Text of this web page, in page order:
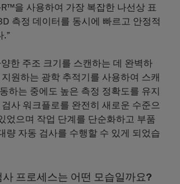
을 사용하여 가장 복잡한 나선상 표
측정 데이터를 동시에 빠르고 안정적
.”
한 주조 크기를 스캔하는 데 완벽하
원하는 광학 추적기를 사용하여 스캐
하는 중에도 높은 측정 정확도를 유지
사 워크플로를 완전히 새로운 수준으
었으며 작업 단계를 단순화하고 부품
량 자동 검사를 수행할 수 있게 되었습
사 프로세스는 어떤 모습일까요?